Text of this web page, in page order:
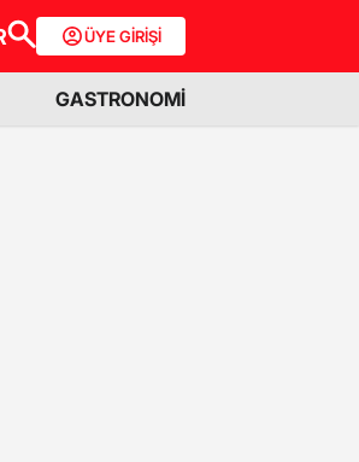
ÜYE GİRİŞİ
GASTRONOMİ